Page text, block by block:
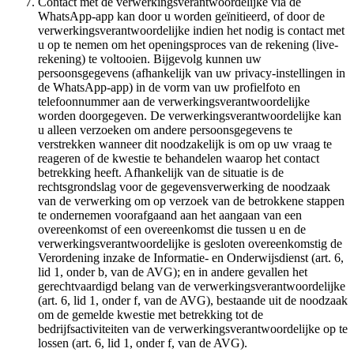
WhatsApp-app kan door u worden geïnitieerd, of door de
verwerkingsverantwoordelijke indien het nodig is contact met
u op te nemen om het openingsproces van de rekening (live-
rekening) te voltooien. Bijgevolg kunnen uw
persoonsgegevens (afhankelijk van uw privacy-instellingen in
de WhatsApp-app) in de vorm van uw profielfoto en
telefoonnummer aan de verwerkingsverantwoordelijke
worden doorgegeven. De verwerkingsverantwoordelijke kan
u alleen verzoeken om andere persoonsgegevens te
verstrekken wanneer dit noodzakelijk is om op uw vraag te
reageren of de kwestie te behandelen waarop het contact
betrekking heeft. Afhankelijk van de situatie is de
rechtsgrondslag voor de gegevensverwerking de noodzaak
van de verwerking om op verzoek van de betrokkene stappen
te ondernemen voorafgaand aan het aangaan van een
overeenkomst of een overeenkomst die tussen u en de
verwerkingsverantwoordelijke is gesloten overeenkomstig de
Verordening inzake de Informatie- en Onderwijsdienst (art. 6,
lid 1, onder b, van de AVG); en in andere gevallen het
gerechtvaardigd belang van de verwerkingsverantwoordelijke
(art. 6, lid 1, onder f, van de AVG), bestaande uit de noodzaak
om de gemelde kwestie met betrekking tot de
bedrijfsactiviteiten van de verwerkingsverantwoordelijke op te
lossen (art. 6, lid 1, onder f, van de AVG).